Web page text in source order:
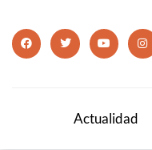
Actualidad